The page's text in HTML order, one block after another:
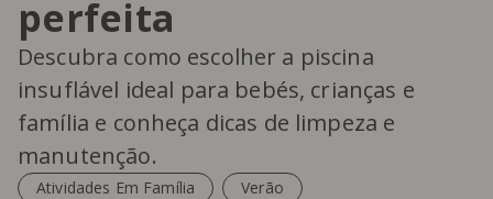
perfeita
Descubra como escolher a piscina
insuflável ideal para bebés, crianças e
família e conheça dicas de limpeza e
manutenção.
Atividades Em Família Verão